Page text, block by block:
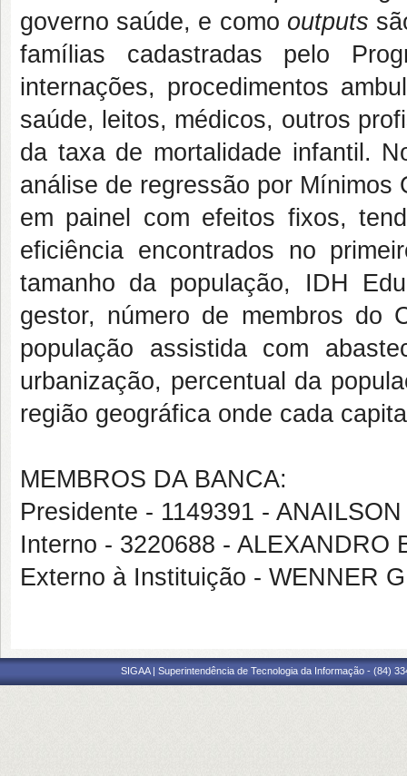
governo saúde, e como outputs
famílias cadastradas pelo
internações, procedimentos
saúde, leitos, médicos, outros
da taxa de mortalidade infantil.
análise de regressão por Mínimos
em painel com efeitos fixos,
eficiência encontrados no
tamanho da população, IDH
gestor, número de membros do
população assistida com
urbanização, percentual da
região geográfica onde cada
MEMBROS DA BANCA:
Presidente - 1149391 -
Interno - 3220688 - ALEXANDRO
Externo à Instituição - WENNER
SIGAA | Superintendência de Tecnologia da Informação - (84)